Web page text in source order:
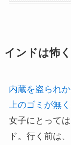
インドは怖
内蔵を盗られ
上のゴミが無
女子にとって
ド。行く前は